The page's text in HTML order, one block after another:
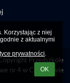
Korzystając z niej
z aktualnymi
prywatności.
OK
Przedszkole
nr 4 w Chrzanowie